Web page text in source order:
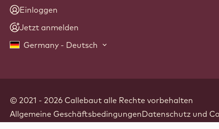
Einloggen
Jetzt anmelden
Germany - Deutsch
© 2021 - 2026 Callebaut alle Rechte vorbehalten
Footer
Allgemeine GeschäftsbedingungenDatenschutz und